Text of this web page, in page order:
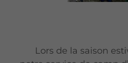
Lors de la saison